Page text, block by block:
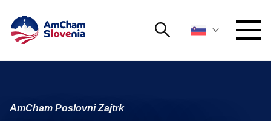
Išči
ZAGOVORNIŠTVO
AmCham Poslovni Zajtrk